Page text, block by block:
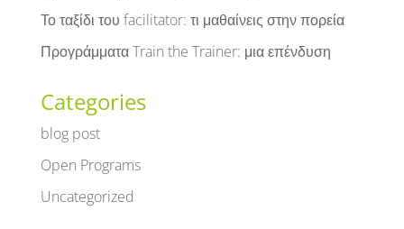
Το ταξίδι του facilitator: τι μαθαίνεις στην πορεία
Προγράμματα Train the Trainer: μια επένδυση
Categories
blog post
Open Programs
Uncategorized